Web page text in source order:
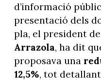
d’informació
presentació dels
pla, el president de
Arrazola, ha dit
proposava una
12,5%, tot